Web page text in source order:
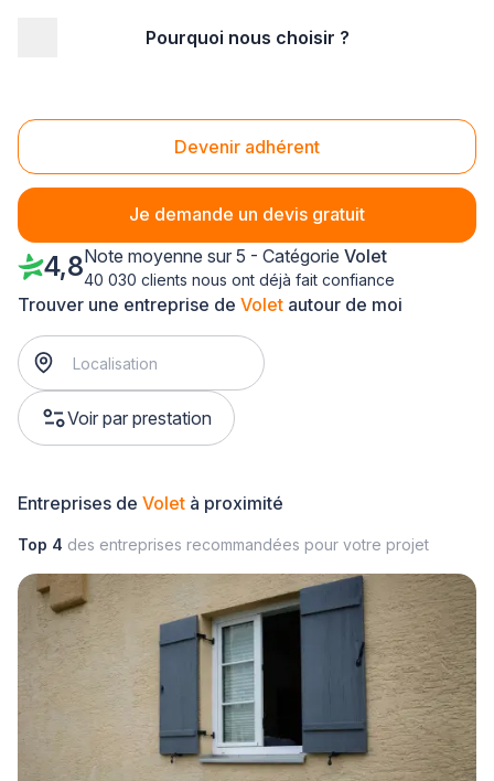
Pourquoi nous choisir ?
Devenir adhérent
Je demande un devis gratuit
Volet La Courneuve (93120)
Trouver une entreprise de Volet autour de moi
Voir par prestation
4,8Note moyenne sur 5 - Catégorie Volet
40 030 clients nous ont déjà fait confiance
Entreprises de Volet à proximité
Top 4 des entreprises recommandées pour votre projet